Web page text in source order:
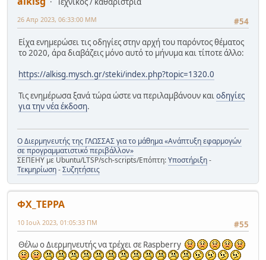
#54
26 Απρ 2023, 06:33:00 ΜΜ
Είχα ενημερώσει τις οδηγίες στην αρχή του παρόντος θέματος
το 2020, άρα διαβάζεις μόνο αυτό το μήνυμα και τίποτε άλλο:
https://alkisg.mysch.gr/steki/index.php?topic=1320.0
Τις ενημέρωσα ξανά τώρα ώστε να περιλαμβάνουν και οδηγίες
για την νέα έκδοση.
Ο Διερμηνευτής της ΓΛΩΣΣΑΣ για το μάθημα «Ανάπτυξη εφαρμογών
σε προγραμματιστικό περιβάλλον»
ΣΕΠΕΗΥ με Ubuntu/LTSP/sch-scripts/Επόπτη:Υποστήριξη-
Τεκμηρίωση-Συζητήσεις
ΦΧ_ΤΕΡΡΑ
#55
10 Ιουλ 2023, 01:05:33 ΠΜ
Θέλω ο Διερμηνευτής να τρέχει σε Raspberry